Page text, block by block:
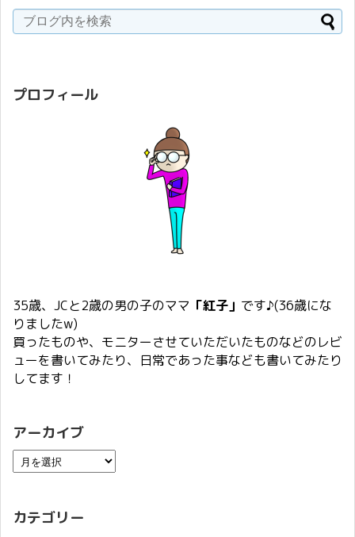
プロフィール
35歳、JCと2歳の男の子のママ 「紅子」 です♪(36歳にな
りましたw)
買ったものや、モニターさせていただいたものなどのレビ
ューを書いてみたり、日常であった事なども書いてみたり
してます！
アーカイブ
カテゴリー